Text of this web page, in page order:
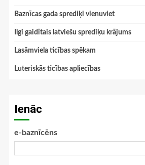
Baznīcas gada sprediķi vienuviet
Ilgi gaidītais latviešu sprediķu krājums
Lasāmviela ticības spēkam
Luteriskās ticības apliecības
Ienāc
e-baznīcēns